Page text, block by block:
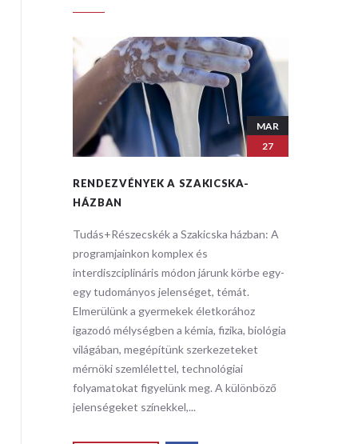
MAR
27
RENDEZVÉNYEK A SZAKICSKA-
HÁZBAN
Tudás+Részecskék a Szakicska házban: ​A
programjainkon komplex és
interdiszciplináris módon járunk körbe egy-
egy tudományos jelenséget, témát.
Elmerülünk a gyermekek életkorához
igazodó mélységben a kémia, fizika, biológia
világában, megépítünk szerkezeteket
mérnöki szemlélettel, technológiai
folyamatokat figyelünk meg. A különböző
jelenségeket színekkel,...